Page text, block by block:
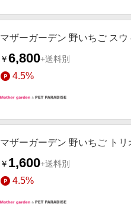
マザーガーデン 野いちご ス
￥6,800+送料別
4.5%
マザーガーデン 野いちご ト
￥ 1,600+送料別
4.5%